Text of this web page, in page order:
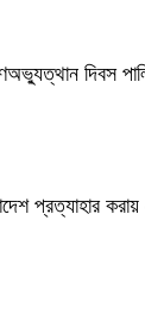
দিবস
প্রত্যাহার করায়